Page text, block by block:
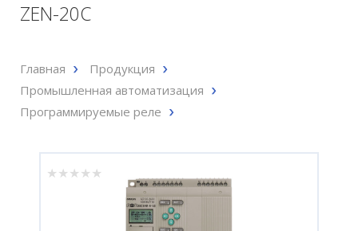
ZEN-20C
Главная
Продукция
Промышленная автоматизация
Программируемые реле